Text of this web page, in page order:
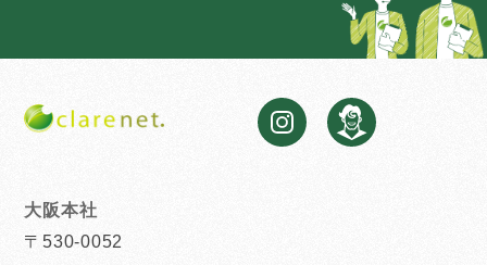
大阪本社
〒530-0052